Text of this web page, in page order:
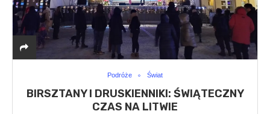
Podróże Świat
BIRSZTANY I DRUSKIENNIKI: ŚWIĄTECZNY
CZAS NA LITWIE